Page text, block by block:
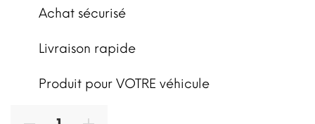
Achat sécurisé
Livraison rapide
Produit pour VOTRE véhicule